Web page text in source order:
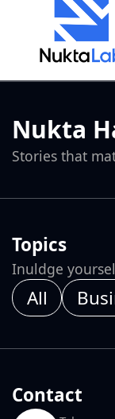
Nukta
Stories that
Topics
Inuldge
All
Contact